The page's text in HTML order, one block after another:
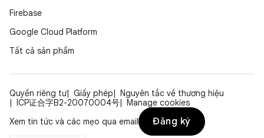
Firebase
Google Cloud Platform
Tất cả sản phẩm
Quyền riêng tư Giấy phép
Nguyên tắc về thương hiệu
ICP证合字B2-20070004号
Manage cookies
Xem tin tức và các mẹo qua email
Đăng ký